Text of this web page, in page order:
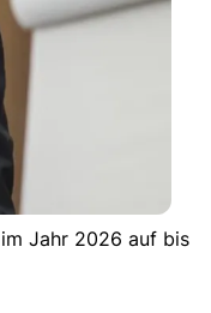
Jahr 2026 auf bis